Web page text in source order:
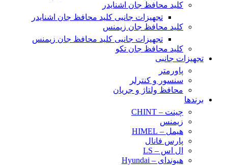
کلید محافظ جان اشنایدر
تجهیزات جانبی کلید محافظ جان اشنایدر
کلید محافظ جان زیمنس
تجهیزات جانبی کلید محافظ جان زیمنس
کلید محافظ جان تکو
تجهیزات جانبی
پاورمتر
سنسور و کنترلر
محافظ ولتاژ و‌ جریان
برندها
چینت – CHINT
زیمنس
هیمل – HIMEL
پارس فانال
ال اس – LS
هیوندای – Hyundai